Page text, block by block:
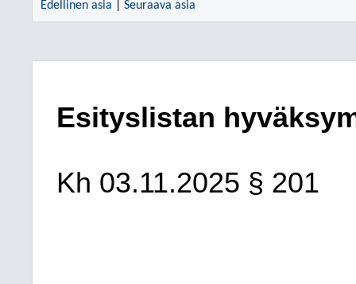
Edellinen asia Seuraava asia
Esityslistan
Kh 03.11.2025 § 201